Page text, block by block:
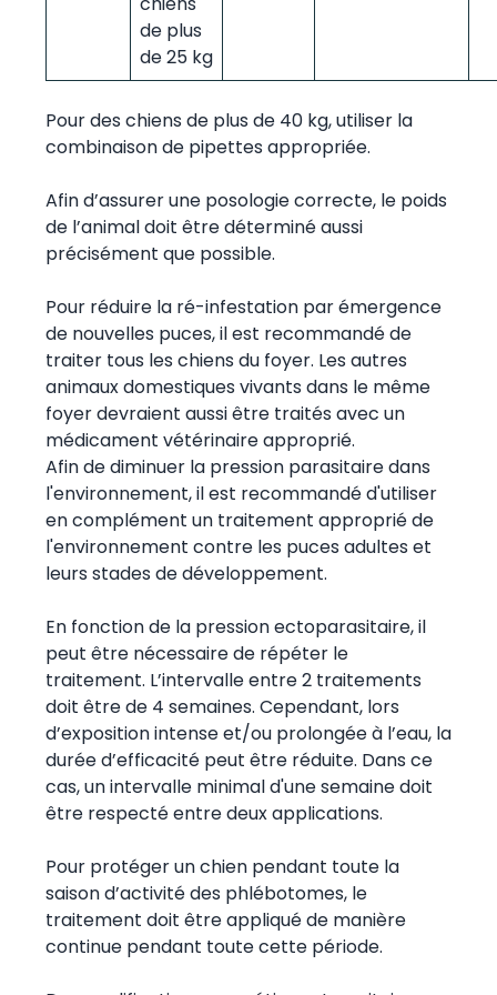
de plus
de 25 kg
Pour des chiens de plus de 40 kg, utiliser la
combinaison de pipettes appropriée.
Afin d’assurer une posologie correcte, le poids
de l’animal doit être déterminé aussi
précisément que possible.
Pour réduire la ré-infestation par émergence
de nouvelles puces, il est recommandé de
traiter tous les chiens du foyer. Les autres
animaux domestiques vivants dans le même
foyer devraient aussi être traités avec un
médicament vétérinaire approprié.
Afin de diminuer la pression parasitaire dans
l'environnement, il est recommandé d'utiliser
en complément un traitement approprié de
l'environnement contre les puces adultes et
leurs stades de développement.
En fonction de la pression ectoparasitaire, il
peut être nécessaire de répéter le
traitement. L’intervalle entre 2 traitements
doit être de 4 semaines. Cependant, lors
d’exposition intense et/ou prolongée à l’eau, la
durée d’efficacité peut être réduite. Dans ce
cas, un intervalle minimal d'une semaine doit
être respecté entre deux applications.
Pour protéger un chien pendant toute la
saison d’activité des phlébotomes, le
traitement doit être appliqué de manière
continue pendant toute cette période.